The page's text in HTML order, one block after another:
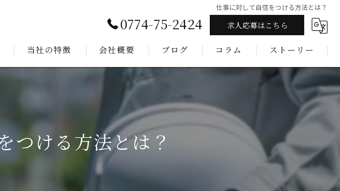
仕事に対して自信をつける方法とは？
0774-75-2424 求人応募はこちら
当社の特徴 会社概要 ブログ コラム ストーリー
つける方法とは？